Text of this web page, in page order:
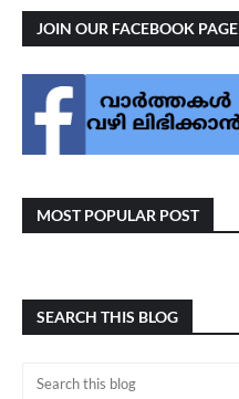
JOIN OUR FACEBOOK PAGE
MOST POPULAR POST
SEARCH THIS BLOG